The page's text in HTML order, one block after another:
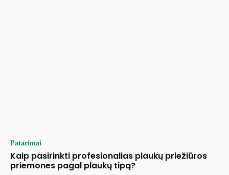
Patarimai
Kaip pasirinkti profesionalias plaukų priežiūros
priemones pagal plaukų tipą?